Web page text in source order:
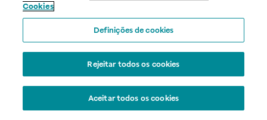
Cookies
Definições de cookies
Rejeitar todos os cookies
Aceitar todos os cookies